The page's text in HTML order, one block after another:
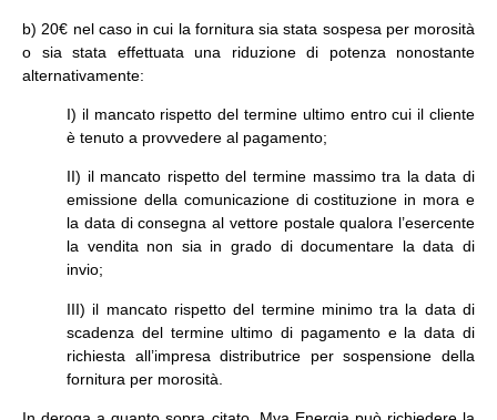
b) 20€ nel caso in cui la fornitura sia stata sospesa per morosità
o sia stata effettuata una riduzione di potenza nonostante
alternativamente:
I) il mancato rispetto del termine ultimo entro cui il cliente
è tenuto a provvedere al pagamento;
II) il mancato rispetto del termine massimo tra la data di
emissione della comunicazione di costituzione in mora e
la data di consegna al vettore postale qualora l’esercente
la vendita non sia in grado di documentare la data di
invio;
III) il mancato rispetto del termine minimo tra la data di
scadenza del termine ultimo di pagamento e la data di
richiesta all’impresa distributrice per sospensione della
fornitura per morosità.